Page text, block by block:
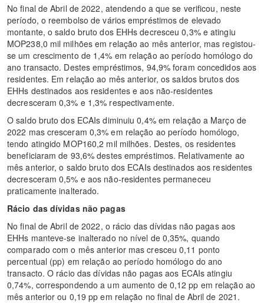
No final de Abril de 2022, atendendo a que se verificou, neste
período, o reembolso de vários empréstimos de elevado
montante, o saldo bruto dos EHHs decresceu 0,3% e atingiu
MOP238,0 mil milhões em relação ao mês anterior, mas registou-
se um crescimento de 1,4% em relação ao período homólogo do
ano transacto. Destes empréstimos, 94,9% foram concedidos aos
residentes. Em relação ao mês anterior, os saldos brutos dos
EHHs destinados aos residentes e aos não-residentes
decresceram 0,3% e 1,3% respectivamente.
O saldo bruto dos ECAIs diminuiu 0,4% em relação a Março de
2022 mas cresceram 0,3% em relação ao período homólogo,
tendo atingido MOP160,2 mil milhões. Destes, os residentes
beneficiaram de 93,6% destes empréstimos. Relativamente ao
mês anterior, o saldo bruto dos ECAIs destinados aos residentes
decresceram 0,5% e aos não-residentes permaneceu
praticamente inalterado.
Rácio das dívidas não pagas
No final de Abril de 2022, o rácio das dívidas não pagas aos
EHHs manteve-se inalterado no nível de 0,35%, quando
comparado com o mês anterior mas cresceu 0,11 ponto
percentual (pp) em relação ao período homólogo do ano
transacto. O rácio das dívidas não pagas aos ECAIs atingiu
0,74%, correspondendo a um aumento de 0,12 pp em relação ao
mês anterior ou 0,19 pp em relação no final de Abril de 2021.